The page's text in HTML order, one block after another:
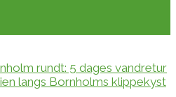
rundt: 5 dages vandretur
langs Bornholms klippekyst